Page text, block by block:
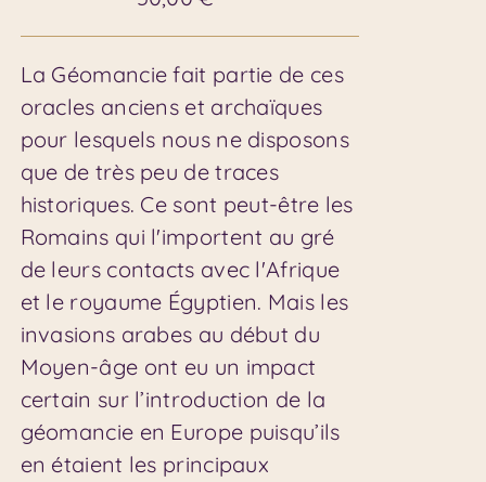
La Géomancie fait partie de ces
oracles anciens et archaïques
pour lesquels nous ne disposons
que de très peu de traces
historiques. Ce sont peut-être les
Romains qui l'importent au gré
de leurs contacts avec l'Afrique
et le royaume Égyptien. Mais les
invasions arabes au début du
Moyen-âge ont eu un impact
certain sur l’introduction de la
géomancie en Europe puisqu’ils
en étaient les principaux